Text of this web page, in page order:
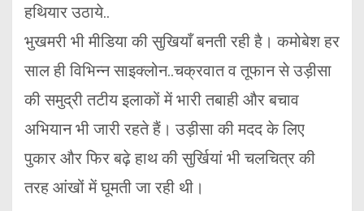
हथियार उठाये..
भुखमरी भी मीडिया की सुखियाँ बनती रही है। कमोबेश हर
साल ही विभिन्न साइक्लोन..चक्रवात व तूफान से उड़ीसा
की समुद्री तटीय इलाकों में भारी तबाही और बचाव
अभियान भी जारी रहते हैं। उड़ीसा की मदद के लिए
पुकार और फिर बढ़े हाथ की सुर्खियां भी चलचित्र की
तरह आंखों में घूमती जा रही थी।